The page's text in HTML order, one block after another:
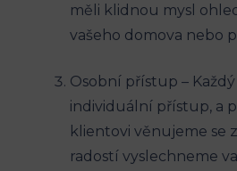
měli klidnou mysl
vašeho domova nebo
Osobní přístup – Každý
individuální přístup, a
klientovi věnujeme se
radostí vyslechneme